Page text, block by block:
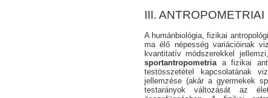
III.
A humánbiológia, fizikai
ma élő népesség variációinak
kvantitatív módszerekkel
sportantropometriaa fizikai
testösszetétel kapcsolatának
jellemzése (akár a gyermekek
testarányok változását az